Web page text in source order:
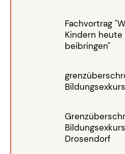
Fachvortrag
Kindern
beibringen"
Drosendorf